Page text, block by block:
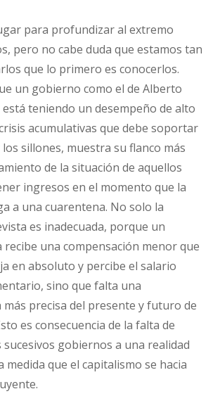
para profundizar al extremo
pero no cabe duda que estamos tan
que lo primero es conocerlos.
un gobierno como el de Alberto
está teniendo un desempeño de alto
acumulativas que debe soportar
sillones, muestra su flanco más
de la situación de aquellos
ingresos en el momento que la
a una cuarentena. No solo la
es inadecuada, porque un
una compensación menor que
en absoluto y percibe el salario
sino que falta una
más precisa del presente y futuro de
es consecuencia de la falta de
sucesivos gobiernos a una realidad
medida que el capitalismo se hacia